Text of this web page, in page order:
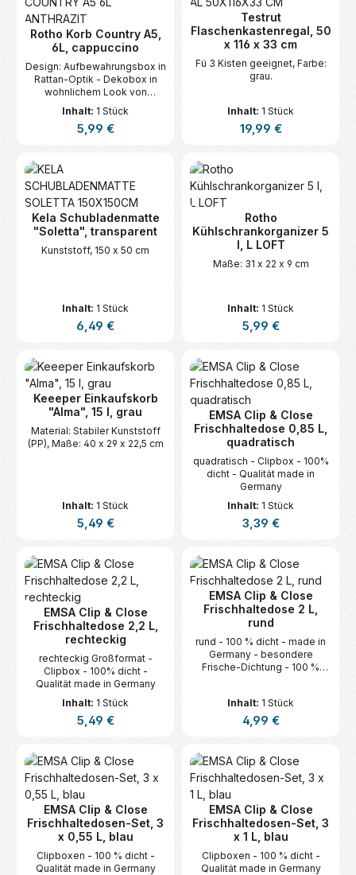
spülmaschinenfest Maße:
Auß
Rotho Korb Country A5,
6L, cappuccino
Design: Aufbewahrungsbox in
Rattan-Optik - Dekobox in
wohnlichem Look von
anthrazit Material:
Aufbewahrungskorb aus
Maße: Außenmaße: 28 x 18.5
x 12.6 cm (LxBxH) - Innenmaß
Inhalt: 1 Stück
Regulärer Preis:
5,99 €
Testrut
Flaschenkastenregal, 50
x 116 x 33 cm
Fü 3 Kisten geeignet, Farbe:
grau.
Inhalt: 1 Stück
Regulärer Preis:
19,99 €
Kela Schubladenmatte
"Soletta", transparent
Kunststoff, 150 x 50 cm
Inhalt: 1 Stück
Regulärer Preis:
6,49 €
Rotho
Kühlschrankorganizer 5
l, L LOFT
Maße: 31 x 22 x 9 cm
Inhalt: 1 Stück
Regulärer Preis:
5,99 €
Keeeper Einkaufskorb
"Alma", 15 l, grau
Material: Stabiler Kunststoff
(PP), Maße: 40 x 29 x 22,5 cm
Inhalt: 1 Stück
Regulärer Preis:
5,49 €
EMSA Clip & Close
Frischhaltedose 0,85 L,
quadratisch
quadratisch - Clipbox - 100%
dicht - Qualität made in
Germany
Inhalt: 1 Stück
Regulärer Preis:
3,39 €
EMSA Clip & Close
Frischhaltedose 2,2 L,
rechteckig
rechteckig Großformat -
Clipbox - 100% dicht -
Qualität made in Germany
Inhalt: 1 Stück
Regulärer Preis:
5,49 €
EMSA Clip & Close
Frischhaltedose 2 L,
rund
rund - 100 % dicht - made in
Germany - besondere
Frische-Dichtung - 100 %
Inhalt: 1 Stück
Regulärer Preis:
4,99 €
EMSA Clip & Close
Frischhaltedosen-Set, 3
x 0,55 L, blau
Clipboxen - 100 % dicht -
Qualität made in Germany
EMSA Clip & Close
Frischhaltedosen-Set, 3
x 1 L, blau
Clipboxen - 100 % dicht -
Qualität made in Germany